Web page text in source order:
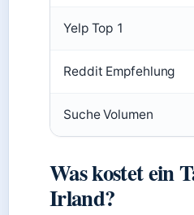
Yelp Top 1
Reddit Empfehlung
Suche Volumen
Was kostet ein
Irland?